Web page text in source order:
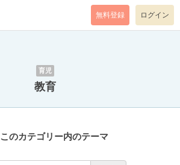
無料登録 ログイン
育児
教育
このカテゴリー内のテーマ